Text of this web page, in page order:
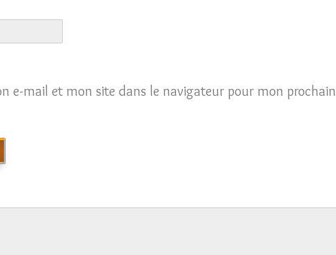
e-mail et mon site dans le navigateur pour mon prochain